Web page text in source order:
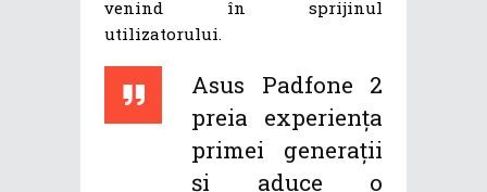
venind în sprijinul
utilizatorului.
Asus Padfone 2
preia experiența
primei generații
și aduce o